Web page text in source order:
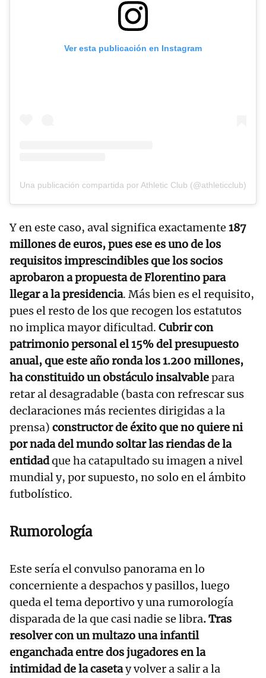
Ver esta publicación en Instagram
Una publicación compartida por Athletic Club (@athleticclub)
Y en este caso, aval significa exactamente 187
millones de euros, pues ese es uno de los
requisitos imprescindibles que los socios
aprobaron a propuesta de Florentino para
llegar a la presidencia. Más bien es el requisito,
pues el resto de los que recogen los estatutos
no implica mayor dificultad. Cubrir con
patrimonio personal el 15% del presupuesto
anual, que este año ronda los 1.200 millones,
ha constituido un obstáculo insalvablepara
retar al desagradable (basta con refrescar sus
declaraciones más recientes dirigidas a la
prensa) constructor de éxito que no quiere ni
por nada del mundo soltar las riendas de la
entidadque ha catapultado su imagen a nivel
mundial y, por supuesto, no solo en el ámbito
futbolístico.
Rumorología
Este sería el convulso panorama en lo
concerniente a despachos y pasillos, luego
queda el tema deportivo y una rumorología
disparada de la que casi nadie se libra. Tras
resolver con un multazo una infantil
enganchada entre dos jugadores en la
intimidad de la casetay volver a salir a la